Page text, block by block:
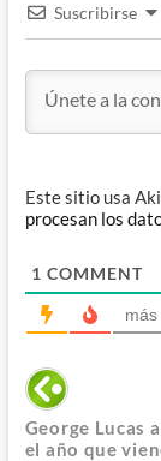
Suscribirse
Este sitio usa
procesan los
1 COMMENT
George Lucas
el año que